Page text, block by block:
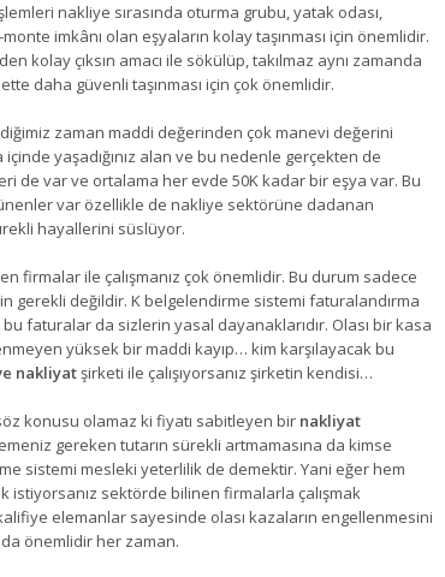
nakliye sırasında oturma grubu, yatak odası,
imkânı olan eşyaların kolay taşınması için önemlidir.
kolay çıksın amacı ile sökülüp, takılmaz aynı zamanda
daha güvenli taşınması için çok önemlidir.
zaman maddi değerinden çok manevi değerini
yaşadığınız alan ve bu nedenle gerçekten de
de var ve ortalama her evde 50K kadar bir eşya var. Bu
var özellikle de nakliye sektörüne dadanan
hayallerini süslüyor.
firmalar ile çalışmanız çok önemlidir. Bu durum sadece
gerekli değildir. K belgelendirme sistemi faturalandırma
faturalar da sizlerin yasal dayanaklarıdır. Olası bir kasa
yüksek bir maddi kayıp… kim karşılayacak bu
nakliyatşirketi ile çalışıyorsanız şirketin kendisi…
konusu olamaz ki fiyatı sabitleyen bir nakliyat
gereken tutarın sürekli artmamasına da kimse
sistemi mesleki yeterlilik de demektir. Yani eğer hem
istiyorsanız sektörde bilinen firmalarla çalışmak
elemanlar sayesinde olası kazaların engellenmesini
önemlidir her zaman.